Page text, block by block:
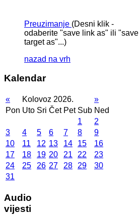
Preuzimanje (Desni klik -
odaberite "save link as" ili "save
target as"...)
nazad na vrh
Kalendar
« Kolovoz 2026.
»
Pon Uto Sri Čet Pet Sub Ned
1
2
3
4 5 6 7 8
9
10
11 12 13 14 15
16
17
18 19 20 21 22
23
24
25 26 27 28 29
30
31
Audio
vijesti